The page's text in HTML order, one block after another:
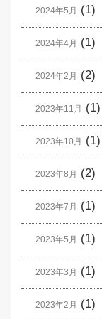
2024年5月 (1)
2024年4月 (1)
2024年2月 (2)
2023年11月 (1)
2023年10月 (1)
2023年8月 (2)
2023年7月 (1)
2023年5月 (1)
2023年3月 (1)
2023年2月 (1)